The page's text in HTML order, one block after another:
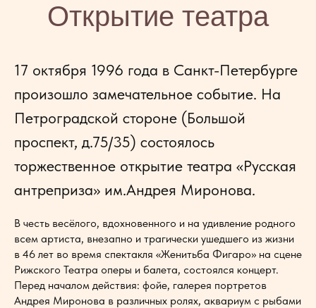
Открытие театра
17 октября 1996 года в Санкт-Петербурге
произошло замечательное событие. На
Петроградской стороне (Большой
проспект, д.75/35) состоялось
торжественное открытие театра «Русская
антреприза» им.Андрея Миронова.
В честь весёлого, вдохновенного и на удивление родного
всем артиста, внезапно и трагически ушедшего из жизни
в 46 лет во время спектакля «Женитьба Фигаро» на сцене
Рижского Театра оперы и балета, состоялся концерт.
Перед началом действия: фойе, галерея портретов
Андрея Миронова в различных ролях, аквариум с рыбами